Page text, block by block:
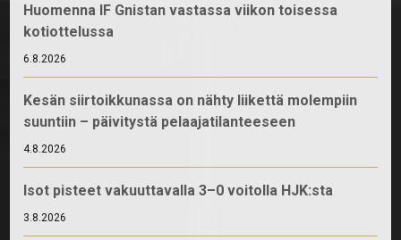
Huomenna IF Gnistan vastassa viikon toisessa
kotiottelussa
6.8.2026
Kesän siirtoikkunassa on nähty liikettä molempiin
suuntiin – päivitystä pelaajatilanteeseen
4.8.2026
Isot pisteet vakuuttavalla 3–0 voitolla HJK:sta
3.8.2026